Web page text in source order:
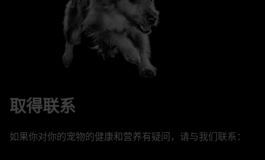
取得联系
如果你对你的宠物的健康和营养有疑问，请与我们联系：